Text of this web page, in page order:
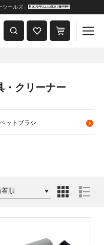
ールズ」
・クリーナー
ットブラシ